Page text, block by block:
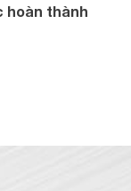
hoàn thành